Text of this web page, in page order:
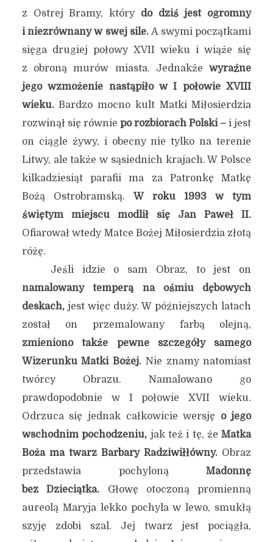
z Ostrej Bramy, który do dziś jest ogromny
i niezrównany w swej sile. A swymi początkami
sięga drugiej połowy XVII wieku i wiąże się
z obroną murów miasta. Jednakżewyraźne
jego wzmożenie nastąpiło w I połowie XVIII
wieku.Bardzo mocno kult Matki Miłosierdzia
rozwinął się równie po rozbiorach Polski –i jest
on ciągle żywy, i obecny nie tylko na terenie
Litwy, ale także w sąsiednich krajach. W Polsce
kilkadziesiąt parafii ma za Patronkę Matkę
Bożą Ostrobramską. W roku 1993 w tym
świętym miejscu modlił się Jan Paweł II.
Ofiarował wtedy Matce Bożej Miłosierdzia złotą
różę.
Jeśli idzie o sam Obraz, to jest on
namalowany temperą na ośmiu dębowych
deskach,jest więc duży. W późniejszych latach
został on przemalowany farbą olejną,
zmieniono także pewne szczegóły samego
Wizerunku Matki Bożej. Nie znamy natomiast
twórcy Obrazu. Namalowano go
prawdopodobnie w I połowie XVII wieku.
Odrzuca się jednak całkowicie wersję o jego
wschodnim pochodzeniu, jak też i tę, żeMatka
Boża ma twarz Barbary Radziwiłłówny. Obraz
przedstawia pochylonąMadonnę
bez Dzieciątka. Głowę otoczoną promienną
aureolą Maryja lekko pochyla w lewo, smukłą
szyję zdobi szal. Jej twarz jest pociągła,